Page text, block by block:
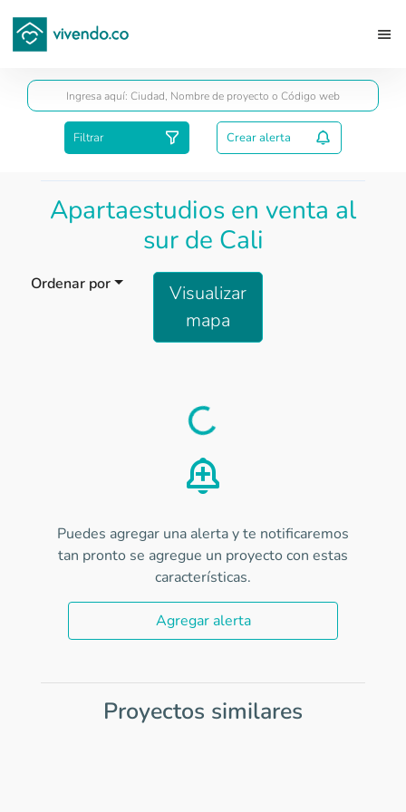
Filtrar Crear alerta
Apartaestudios en venta al
sur de Cali
Ordenar por
Visualizar
mapa
Load
Puedes agregar una alerta y te notificaremos
tan pronto se agregue un proyecto con estas
características.
Agregar alerta
Proyectos similares
Guardar